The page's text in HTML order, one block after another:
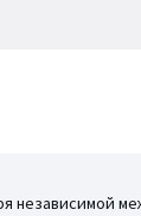
независимой